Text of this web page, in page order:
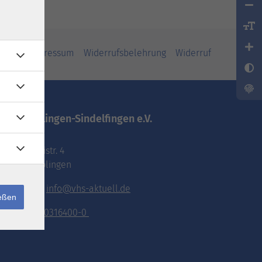
Impressum Widerrufsbelehrung Widerruf
vhs.Böblingen-Sindelfingen e.V.
Pestalozzistr. 4
71032 Böblingen
E-Mail: info@vhs-aktuell.de
Tel.: 070316400-0